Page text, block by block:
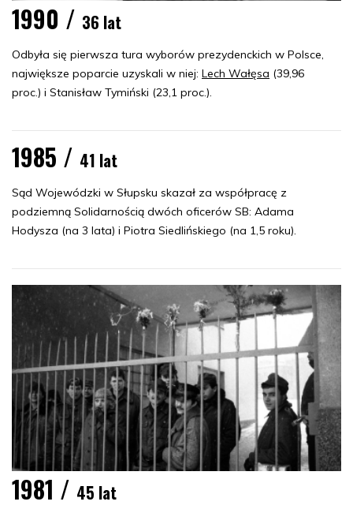
1990 / 36 lat
Odbyła się pierwsza tura wyborów prezydenckich w Polsce,
największe poparcie uzyskali w niej: Lech Wałęsa (39,96
proc.) i Stanisław Tymiński (23,1 proc.).
1985 / 41 lat
Sąd Wojewódzki w Słupsku skazał za współpracę z
podziemną Solidarnością dwóch oficerów SB: Adama
Hodysza (na 3 lata) i Piotra Siedlińskiego (na 1,5 roku).
1981 / 45 lat